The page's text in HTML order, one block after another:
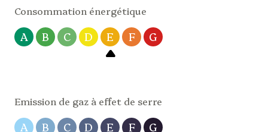
Consommation énergétique
A B C D E F G
Emission de gaz à effet de serre
A B C D E F G